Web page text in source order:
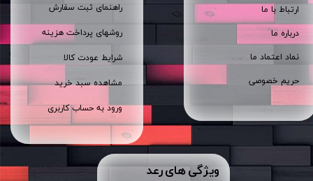
ارتباط با ما
درباره ما
نماد اعتماد ما
حریم خصوصی
راهنمای ثبت سفارش
روشهای پرداخت هزینه
شرایط عودت کالا
مشاهده سبد خرید
ورود به حساب کاربری
ویژگی های رعد